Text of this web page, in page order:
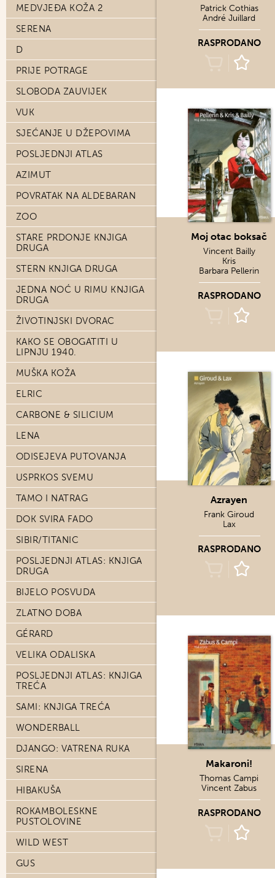
MEDVJEĐA KOŽA 2
SERENA
D
PRIJE POTRAGE
SLOBODA ZAUVIJEK
VUK
SJEĆANJE U DŽEPOVIMA
POSLJEDNJI ATLAS
AZIMUT
POVRATAK NA ALDEBARAN
ZOO
STARE PRDONJE KNJIGA
DRUGA
STERN KNJIGA DRUGA
JEDNA NOĆ U RIMU KNJIGA
DRUGA
ŽIVOTINJSKI DVORAC
KAKO SE OBOGATITI U
LIPNJU 1940.
MUŠKA KOŽA
ELRIC
CARBONE & SILICIUM
LENA
ODISEJEVA PUTOVANJA
USPRKOS SVEMU
TAMO I NATRAG
DOK SVIRA FADO
SIBIR/TITANIC
POSLJEDNJI ATLAS: KNJIGA
DRUGA
BIJELO POSVUDA
ZLATNO DOBA
GÉRARD
VELIKA ODALISKA
POSLJEDNJI ATLAS: KNJIGA
TREĆA
SAMI: KNJIGA TREĆA
WONDERBALL
DJANGO: VATRENA RUKA
SIRENA
HIBAKUŠA
ROKAMBOLESKNE
PUSTOLOVINE
WILD WEST
GUS
Patrick Cothias
André Juillard
RASPRODANO
Moj otac boksač
Vincent Bailly
Kris
Barbara Pellerin
RASPRODANO
Azrayen
Frank Giroud
Lax
RASPRODANO
Makaroni!
Thomas Campi
Vincent Zabus
RASPRODANO